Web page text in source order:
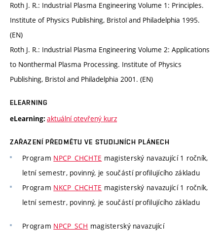
Roth J. R.: Industrial Plasma Engineering Volume 1: Principles.
Institute of Physics Publishing, Bristol and Philadelphia 1995.
(EN)
Roth J. R.: Industrial Plasma Engineering Volume 2: Applications
to Nonthermal Plasma Processing. Institute of Physics
Publishing, Bristol and Philadelphia 2001. (EN)
ELEARNING
eLearning: aktuální otevřený kurz
ZAŘAZENÍ PŘEDMĚTU VE STUDIJNÍCH PLÁNECH
Program NPCP_CHCHTE magisterský navazující 1 ročník,
letní semestr, povinný, je součástí profilujícího základu
Program NKCP_CHCHTE magisterský navazující 1 ročník,
letní semestr, povinný, je součástí profilujícího základu
Program NPCP_SCH magisterský navazující